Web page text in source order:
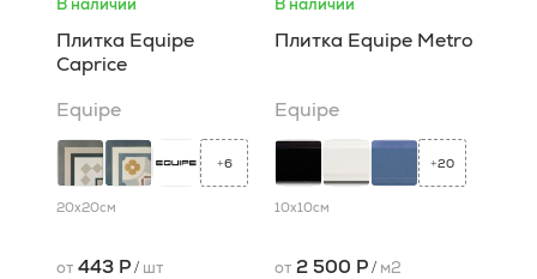
В наличии
Плитка Equipe
Caprice
Equipe
+6
20x20см
от 443 Р/ шт
В наличии
Плитка Equipe Metro
Equipe
+20
10x10см
от 2 500 Р/ м2